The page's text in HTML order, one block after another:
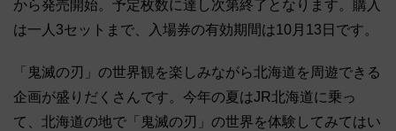
から発売開始。予定枚数に達し次第終了となります。購入
は一人3セットまで、入場券の有効期間は10月13日です。
「鬼滅の刃」の世界観を楽しみながら北海道を周遊できる
企画が盛りだくさんです。今年の夏はJR北海道に乗っ
て、北海道の地で「鬼滅の刃」の世界を体験してみてはい